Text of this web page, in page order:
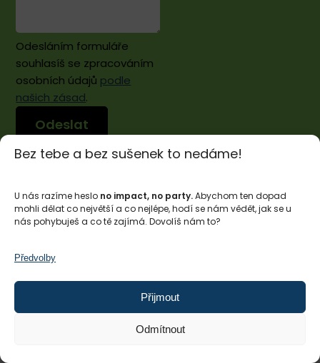
Bez tebe a bez sušenek to nedáme!
U nás razíme heslo no impact, no party.Abychom ten dopad
mohli dělat co největší a co nejlépe, hodí se nám vědět, jak se u
nás pohybuješ a co tě zajímá. Dovolíš nám to?
Předvolby
Přijmout
Odmítnout
Odesláním formuláře
souhlasíš se zpracováním
osobních údajů podle
našich zásad.
PO–PÁ, 8:30–16:00
Členstvo má přístup dle svého tarifu.